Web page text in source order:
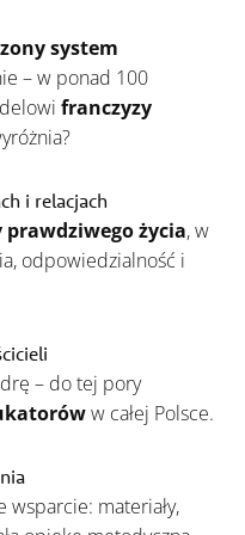
system
– w ponad 100
franczyzy
i relacjach
prawdziwego życia, w
odpowiedzialność i
– do tej pory
w całej Polsce.
wsparcie: materiały,